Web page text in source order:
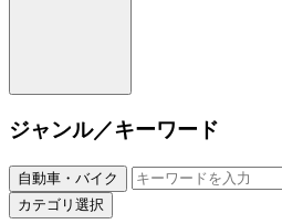
ジャンル／キーワード
自動車・バイク
カテゴリ選択